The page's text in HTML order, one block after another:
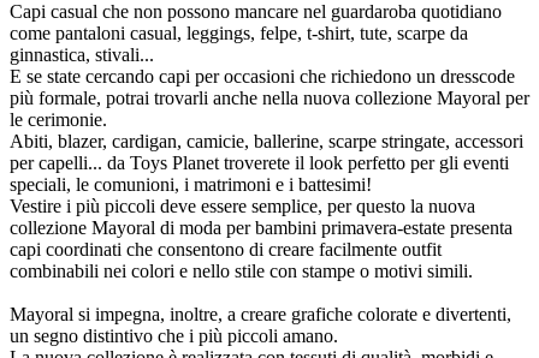
Capi casual che non possono mancare nel guardaroba quotidiano
come pantaloni casual, leggings, felpe, t-shirt, tute, scarpe da
ginnastica, stivali...
E se state cercando capi per occasioni che richiedono un dresscode
più formale, potrai trovarli anche nella nuova collezione Mayoral per
le cerimonie.
Abiti, blazer, cardigan, camicie, ballerine, scarpe stringate, accessori
per capelli... da Toys Planet troverete il look perfetto per gli eventi
speciali, le comunioni, i matrimoni e i battesimi!
Vestire i più piccoli deve essere semplice, per questo la nuova
collezione Mayoral di moda per bambini primavera-estate presenta
capi coordinati che consentono di creare facilmente outfit
combinabili nei colori e nello stile con stampe o motivi simili.
Mayoral si impegna, inoltre, a creare grafiche colorate e divertenti,
un segno distintivo che i più piccoli amano.